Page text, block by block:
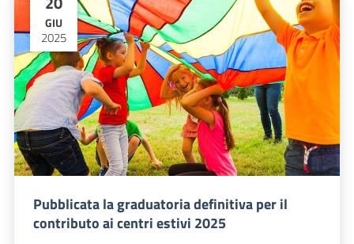
GIU
2025
Pubblicata la graduatoria definitiva per il
contributo ai centri estivi 2025